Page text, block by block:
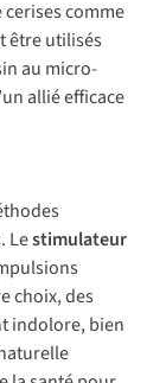
comme
être utilisés
au micro-
allié efficace
Lestimulateur
choix, des
indolore, bien